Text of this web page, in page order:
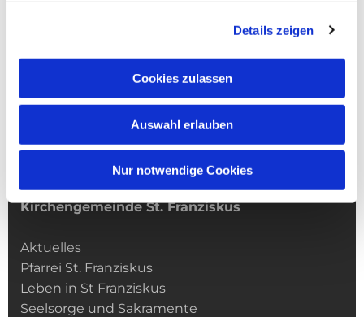
Details zeigen
Cookies zulassen
Auswahl erlauben
Nur notwendige Cookies
Kirchengemeinde­­ St. Franziskus
Aktuelles
Pfarrei St. Franziskus
Leben in St Franziskus
Seelsorge und Sakramente